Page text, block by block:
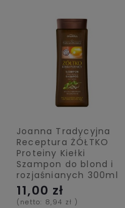
Joanna Tradycyjna
Receptura ŻÓŁTKO
Proteiny Kiełki
Szampon do blond i
rozjaśnianych 300ml
11,00 zł
(netto: 8,94 zł )